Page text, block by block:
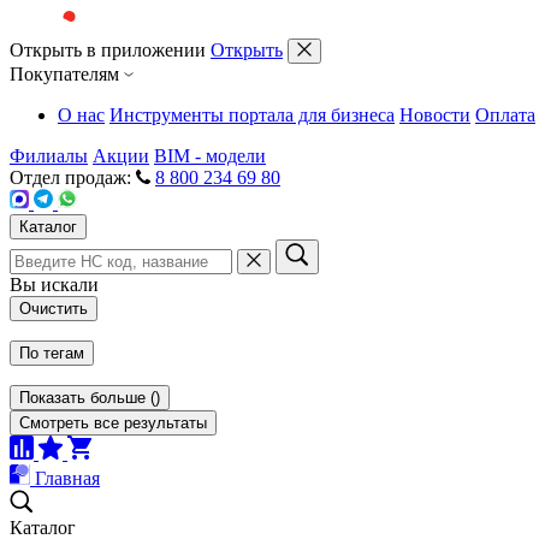
Открыть в приложении Открыть
Покупателям
О нас Инструменты портала для бизнеса Новости Оплата
Филиалы Акции BIM - модели
Отдел продаж:
8 800 234 69 80
Каталог
Вы искали
Очистить
По тегам
Показать больше ()
Смотреть все результаты
Главная
Каталог